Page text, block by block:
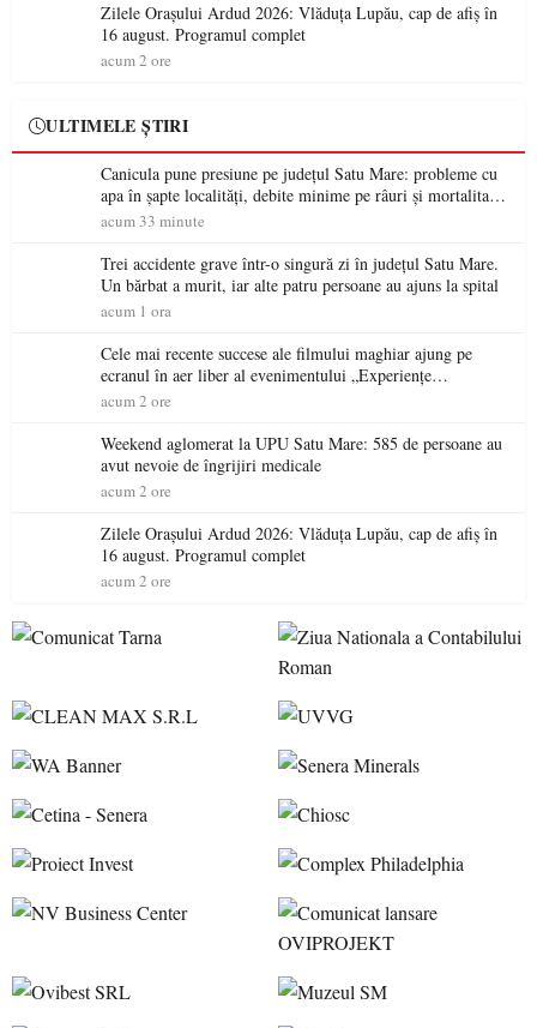
Zilele Orașului Ardud 2026: Vlăduța Lupău, cap de afiș în
16 august. Programul complet
acum 2 ore
ULTIMELE ȘTIRI
Canicula pune presiune pe județul Satu Mare: probleme cu
apa în șapte localități, debite minime pe râuri și mortalitate
piscicolă la Lacul Călinești
acum 33 minute
Trei accidente grave într-o singură zi în județul Satu Mare.
Un bărbat a murit, iar alte patru persoane au ajuns la spital
acum 1 ora
Cele mai recente succese ale filmului maghiar ajung pe
ecranul în aer liber al evenimentului „Experiențe
cinematografice Partium”
acum 2 ore
Weekend aglomerat la UPU Satu Mare: 585 de persoane au
avut nevoie de îngrijiri medicale
acum 2 ore
Zilele Orașului Ardud 2026: Vlăduța Lupău, cap de afiș în
16 august. Programul complet
acum 2 ore